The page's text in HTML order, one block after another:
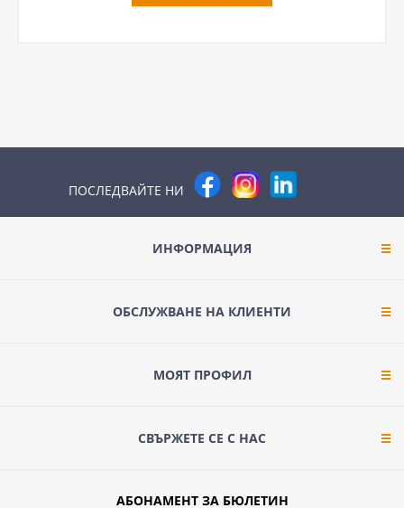
ПОСЛЕДВАЙТЕ НИ
ИНФОРМАЦИЯ
ОБСЛУЖВАНЕ НА КЛИЕНТИ
МОЯТ ПРОФИЛ
СВЪРЖЕТЕ СЕ С НАС
АБОНАМЕНТ ЗА БЮЛЕТИН